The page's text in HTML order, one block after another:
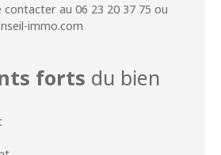
contacter au 06 23 20 37 75 ou
immo.com
forts du bien